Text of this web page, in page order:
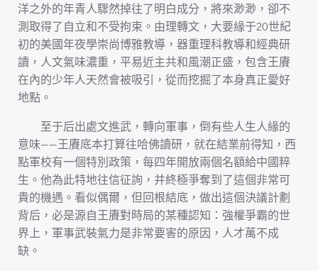
洋之外的年青人驟然掉往了明白成分，將來渺渺，卻不
測取得了自立和不受拘束。由理轉文，大要緣于20世紀
初的美國年夜學崇尚博雅教導，器重理科教導和經典研
讀，人文氣味濃重，平易近主共和風潮正盛，包含王賡
在內的少年人天然會被吸引，從而挖掘了本身真正愛好
地點。
至于后出處文進武，轉向軍事，倒有些人生人緣的
意味——王賡底本打算往哈佛讀研，就在結業前得知，西
點軍校有一個特別政策，每四年開放兩個名額給中國粹
生。他為此特地往信征詢，并終極爭奪到了這個非常可
貴的機遇。看似偶爾，但回根結底，做出這個決議計劃
背后，必是源自王賡對時局的某種認知：強權爭霸的世
界上，軍事武裝氣力是非常要害的原因，人才萬不成
缺。